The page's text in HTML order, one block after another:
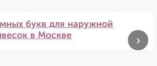
букв для наружной
в Москве
›